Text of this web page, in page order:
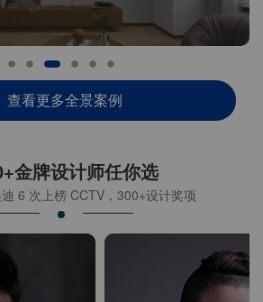
查看更多全景案例
金牌设计师任你选
6 次上榜 CCTV，300+设计奖项